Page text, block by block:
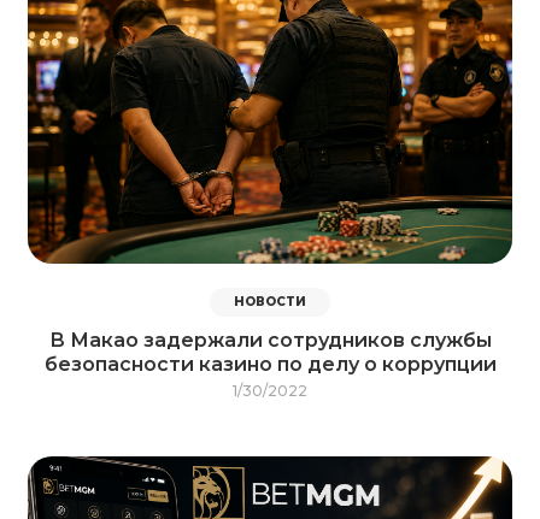
НОВОСТИ
В Макао задержали сотрудников службы
безопасности казино по делу о коррупции
1/30/2022